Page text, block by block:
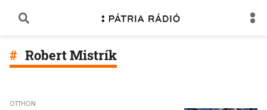
Robert Mistrík
OTTHON